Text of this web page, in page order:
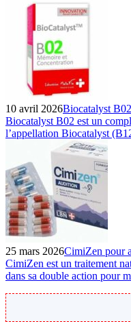
10 avril 2026Biocatalyst
Biocatalyst B02 est un
l’appellation Biocatalyst
25 mars 2026CimiZen pour
CimiZen est un traitement
dans sa double action pour